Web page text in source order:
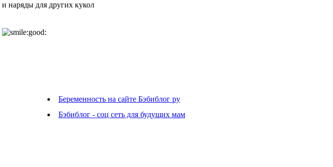
наряды для других кукол
Беременность на сайте Бэбиблог ру
Бэбиблог - соц сеть для будущих мам